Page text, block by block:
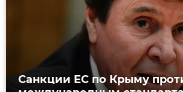
Санкции ЕС по Крыму